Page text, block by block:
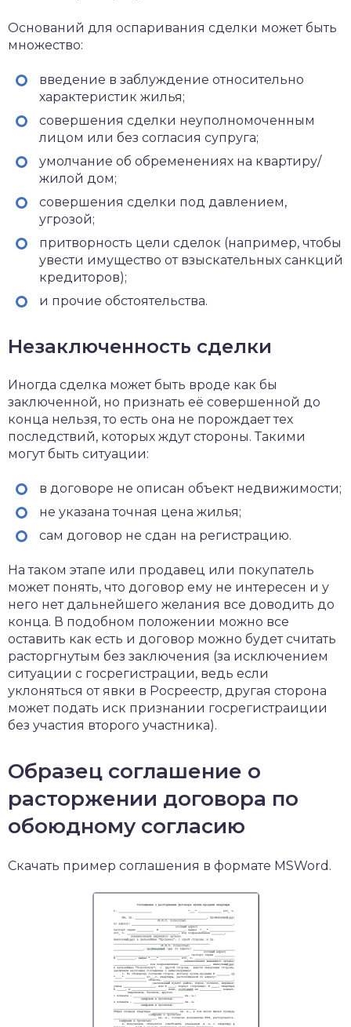
Оснований для оспаривания сделки может быть
множество:
введение в заблуждение относительно
характеристик жилья;
совершения сделки неуполномоченным
лицом или без согласия супруга;
умолчание об обременениях на квартиру/
жилой дом;
совершения сделки под давлением,
угрозой;
притворность цели сделок (например, чтобы
увести имущество от взыскательных санкций
кредиторов);
и прочие обстоятельства.
Незаключенность сделки
Иногда сделка может быть вроде как бы
заключенной, но признать её совершенной до
конца нельзя, то есть она не порождает тех
последствий, которых ждут стороны. Такими
могут быть ситуации:
в договоре не описан объект недвижимости;
не указана точная цена жилья;
сам договор не сдан на регистрацию.
На таком этапе или продавец или покупатель
может понять, что договор ему не интересен и у
него нет дальнейшего желания все доводить до
конца. В подобном положении можно все
оставить как есть и договор можно будет считать
расторгнутым без заключения (за исключением
ситуации с госрегистрации, ведь если
уклоняться от явки в Росреестр, другая сторона
может подать иск признании госрегистраиции
без участия второго участника).
Образец соглашение о
расторжении договора по
обоюдному согласию
Скачать пример соглашения в формате MSWord.